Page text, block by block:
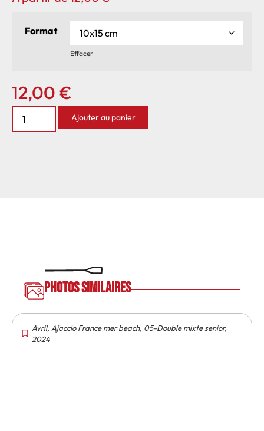
Format
Effacer
12,00€
Ajouter au panier
Photos similaires
Avril, Ajaccio France mer beach, 05-Double mixte senior,
2024